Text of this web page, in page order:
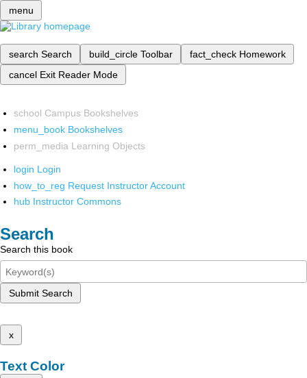
menu
search Search build_circle Toolbar fact_check Homework
cancel Exit Reader Mode
school Campus Bookshelves
menu_book Bookshelves
perm_media Learning Objects
login Login
how_to_reg Request Instructor Account
hub Instructor Commons
Search
Search this book
Submit Search
x
Text Color